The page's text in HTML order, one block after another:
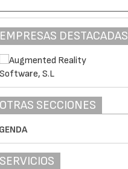
EMPRESAS DESTACADAS
OTRAS SECCIONES
SERVICIOS